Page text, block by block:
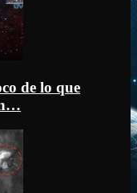
de lo que